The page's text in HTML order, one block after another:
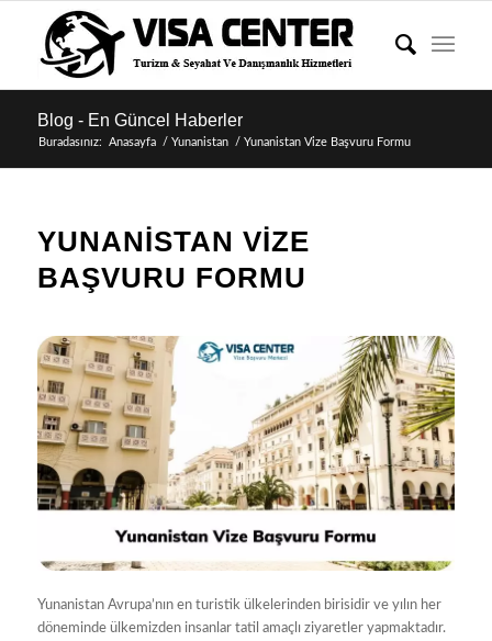
Blog - En Güncel Haberler
Buradasınız: Anasayfa / Yunanistan / Yunanistan Vize Başvuru Formu
YUNANISTAN VIZE
BAŞVURU FORMU
Yunanistan Avrupa’nın en turistik ülkelerinden birisidir ve yılın her
döneminde ülkemizden insanlar tatil amaçlı ziyaretler yapmaktadır.